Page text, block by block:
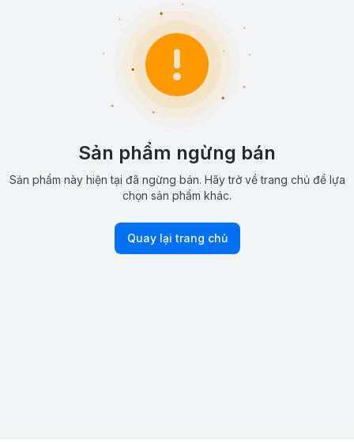
Sản phẩm ngừng bán
Sản phẩm này hiện tại đã ngừng bán. Hãy trở về trang chủ để lựa
chọn sản phẩm khác.
Quay lại trang chủ